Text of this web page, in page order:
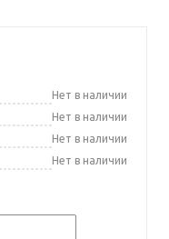
Нет в наличии
Нет в наличии
Нет в наличии
Нет в наличии